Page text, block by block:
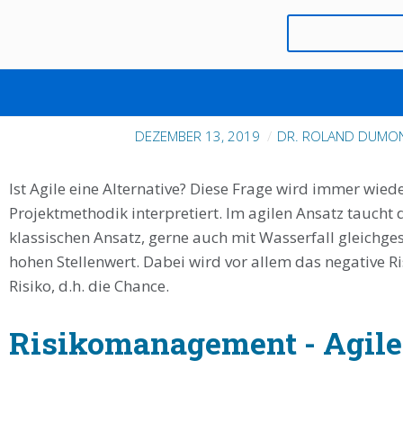
WIRKUNGSVOLLES RISK
DEZEMBER 13, 2019 DR. ROLAND
Ist Agile eine Alternative? Diese Frage wird immer
Projektmethodik interpretiert. Im agilen Ansatz taucht
klassischen Ansatz, gerne auch mit Wasserfall
hohen Stellenwert. Dabei wird vor allem das negative
Risiko, d.h. die Chance.
Risikomanagement -